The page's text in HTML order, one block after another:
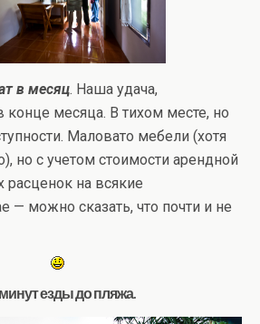
в месяц. Наша удача,
конце месяца. В тихом месте, но
Маловато мебели (хотя
но с учетом стоимости арендной
на всякие
можно сказать, что почти и не
минут езды до пляжа.